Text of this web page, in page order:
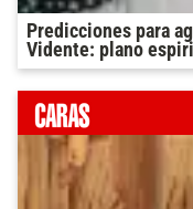
Predicciones para
Vidente: plano